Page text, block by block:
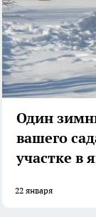
Один
вашего
участке в
22 января